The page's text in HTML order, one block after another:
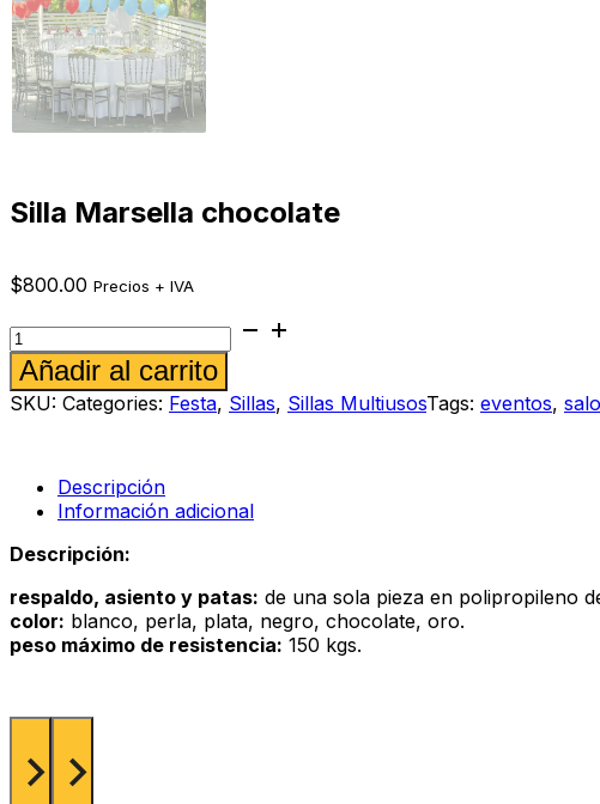
Silla Marsella chocolate
$800.00 Precios + IVA
Silla
Marsella
chocolate
cantidad
Añadir al carrito
SKU: Categories: Festa, Sillas, Sillas MultiusosTags: eventos,
Descripción
Información adicional
Descripción:
respaldo, asiento y patas: de una sola pieza en polipropileno
color: blanco, perla, plata, negro, chocolate, oro.
peso máximo de resistencia: 150 kgs.